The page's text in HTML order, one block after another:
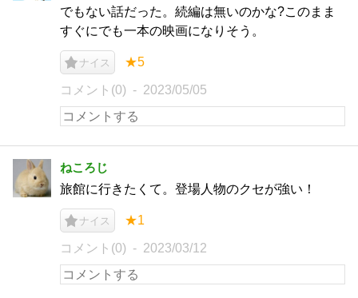
でもない話だった。続編は無いのかな?このまま
すぐにでも一本の映画になりそう。
ナイス ★5
コメント(0) 2023/05/05
ねころじ
旅館に行きたくて。登場人物のクセが強い！
ナイス ★1
コメント(0) 2023/03/12